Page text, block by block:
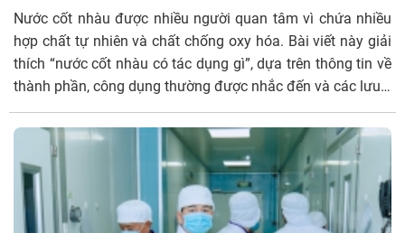
Nước cốt nhàu được nhiều người quan tâm vì chứa nhiều
hợp chất tự nhiên và chất chống oxy hóa. Bài viết này giải
thích “nước cốt nhàu có tác dụng gì”, dựa trên thông tin về
thành phần, công dụng thường được nhắc đến và các lưu ý
khi dùng để bạn lựa chọn phù hợp.